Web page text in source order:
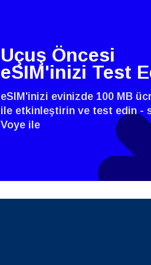
Uçuş Öncesi
eSIM'inizi Test
eSIM'inizi evinizde 100 MB
ile etkinleştirin ve test edin -
Voye ile
Polski
ไทย
AED - Birleşik Arap
CHF - İsviçre Frangı